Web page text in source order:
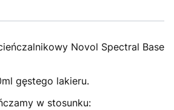
Novol Spectral Base
gęstego lakieru.
w stosunku: